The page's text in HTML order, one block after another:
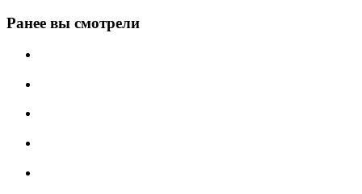
Ранее вы смотрели